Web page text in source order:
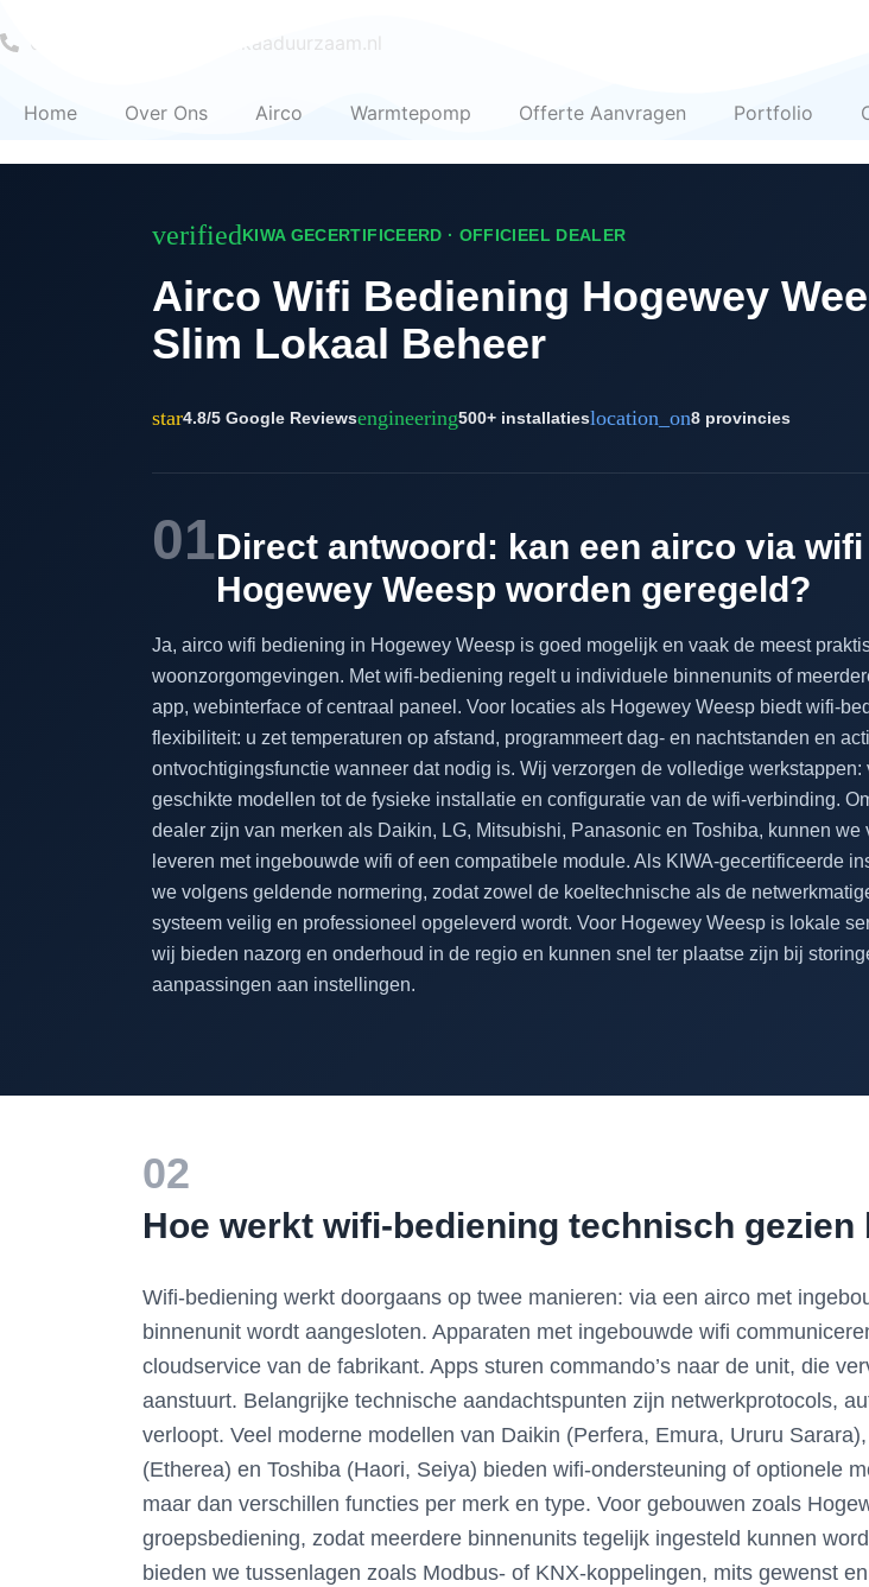
to ‪0853036558 info@ekaaduurzaam.nl
Home Over Ons Airco Warmtepomp Offerte Aanvragen Portfolio
verifiedKIWA GECERTIFICEERD · OFFICIEEL DEALER
Airco Wifi Bediening Hogewey
Slim Lokaal Beheer
star4.8/5 Google Reviewsengineering500+ installatieslocation_on8 provincies
01Direct antwoord: kan een airco via
Hogewey Weesp worden geregeld?
Ja, airco wifi bediening in Hogewey Weesp is goed mogelijk en vaak de meest
woonzorgomgevingen. Met wifi-bediening regelt u individuele binnenunits of
app, webinterface of centraal paneel. Voor locaties als Hogewey Weesp biedt wifi-
flexibiliteit: u zet temperaturen op afstand, programmeert dag- en nachtstanden en
ontvochtigingsfunctie wanneer dat nodig is. Wij verzorgen de volledige werkstappen:
geschikte modellen tot de fysieke installatie en configuratie van de wifi-verbinding.
dealer zijn van merken als Daikin, LG, Mitsubishi, Panasonic en Toshiba, kunnen we
leveren met ingebouwde wifi of een compatibele module. Als KIWA-gecertificeerde
we volgens geldende normering, zodat zowel de koeltechnische als de
systeem veilig en professioneel opgeleverd wordt. Voor Hogewey Weesp is lokale
wij bieden nazorg en onderhoud in de regio en kunnen snel ter plaatse zijn bij
aanpassingen aan instellingen.
02
Hoe werkt wifi-bediening technisch gezien
Wifi-bediening werkt doorgaans op twee manieren: via een airco met
binnenunit wordt aangesloten. Apparaten met ingebouwde wifi
cloudservice van de fabrikant. Apps sturen commando’s naar de unit, die
aanstuurt. Belangrijke technische aandachtspunten zijn netwerkprotocols,
verloopt. Veel moderne modellen van Daikin (Perfera, Emura, Ururu
(Etherea) en Toshiba (Haori, Seiya) bieden wifi-ondersteuning of optionele
maar dan verschillen functies per merk en type. Voor gebouwen zoals
groepsbediening, zodat meerdere binnenunits tegelijk ingesteld kunnen
bieden we tussenlagen zoals Modbus- of KNX-koppelingen, mits gewenst